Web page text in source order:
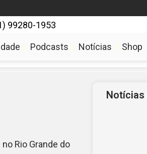
99280-1953
Podcasts Notícias Shop
Rio Grande do
Notícias